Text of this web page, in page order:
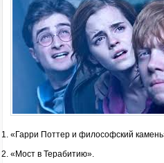
«Гарри Поттер и философский
«Мост в Терабитию».